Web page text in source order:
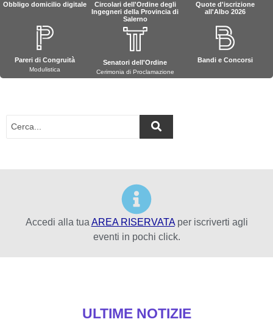
Obbligo domicilio digitale
Circolari dell'Ordine degli
Ingegneri della Provincia di
Salerno
Quote d'iscrizione
all'Albo 2026
Pareri di Congruità
Modulistica
Senatori dell'Ordine
Cerimonia di Proclamazione
Bandi e Concorsi
Accedi alla tua AREA RISERVATAper iscriverti agli
eventi in pochi click.
ULTIME NOTIZIE